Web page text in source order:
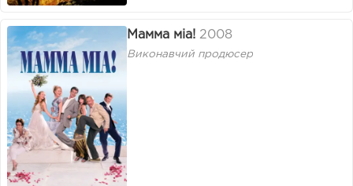
Мамма міа! 2008
Виконавчий продюсер